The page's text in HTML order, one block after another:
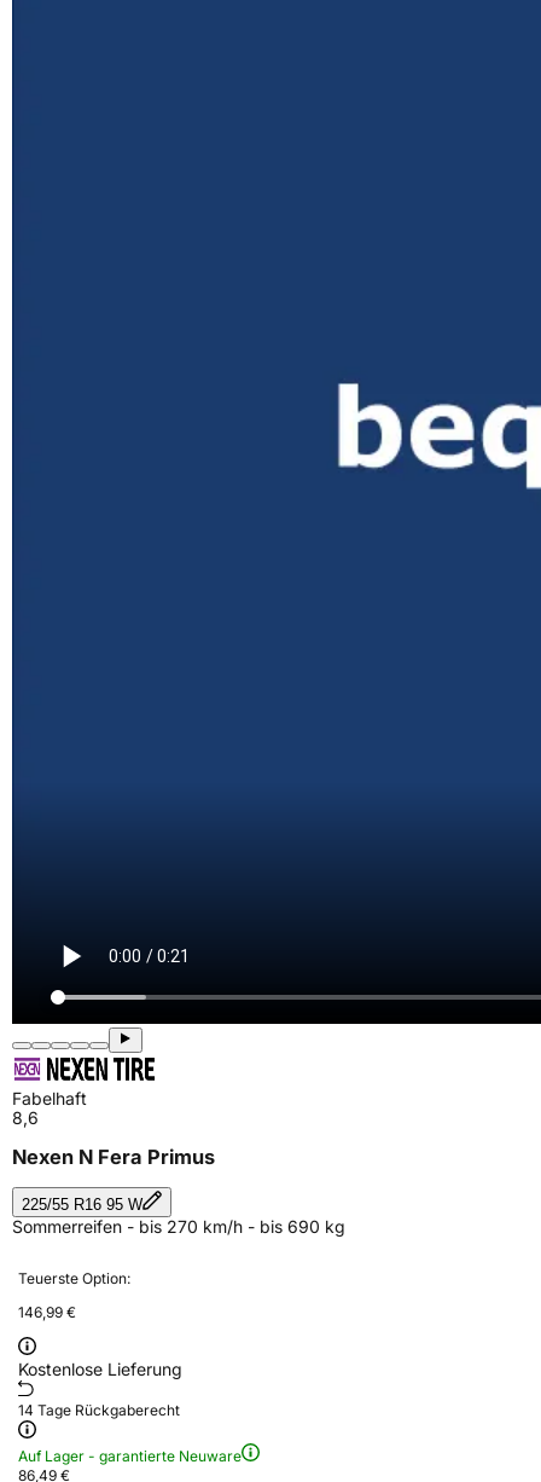
Fabelhaft
8,6
Nexen N Fera Primus
225/55 R16 95 W
Sommerreifen - bis 270 km/h - bis 690 kg
Teuerste Option:
146,99 €
Kostenlose Lieferung
14 Tage Rückgaberecht
Auf Lager - garantierte Neuware
86,49 €